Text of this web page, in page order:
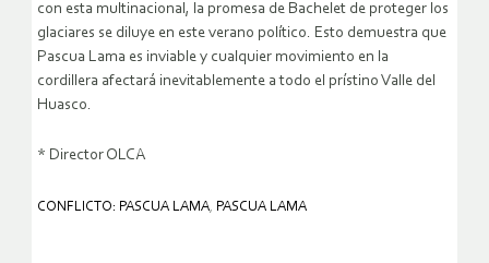
con esta multinacional, la promesa de Bachelet de proteger los
glaciares se diluye en este verano político. Esto demuestra que
Pascua Lama es inviable y cualquier movimiento en la
cordillera afectará inevitablemente a todo el prístino Valle del
Huasco.
* Director OLCA
CONFLICTO: PASCUA LAMA, PASCUA LAMA